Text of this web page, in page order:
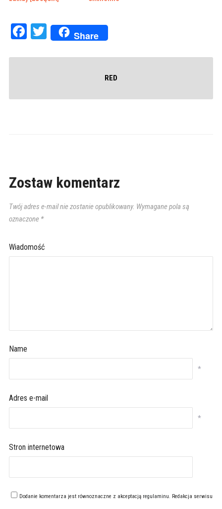
Facebook
Twitter
Share
RED
Zostaw komentarz
Twój adres e-mail nie zostanie opublikowany. Wymagane pola są
oznaczone *
Wiadomość
Name
*
Adres e-mail
*
Stron internetowa
Dodanie komentarza jest równoznaczne z akceptacją regulaminu. Redakcja serwisu